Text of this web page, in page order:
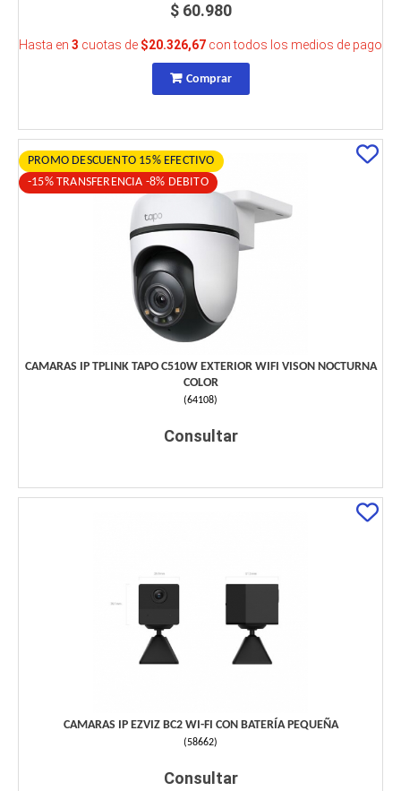
$ 60.980
Hasta en 3 cuotas de $20.326,67 con todos los medios de pago
Comprar
PROMO DESCUENTO 15% EFECTIVO
-15% TRANSFERENCIA -8% DEBITO
CAMARAS IP TPLINK TAPO C510W EXTERIOR WIFI VISON NOCTURNA
COLOR
(64108)
Consultar
CAMARAS IP EZVIZ BC2 WI-FI CON BATERÍA PEQUEÑA
(58662)
Consultar